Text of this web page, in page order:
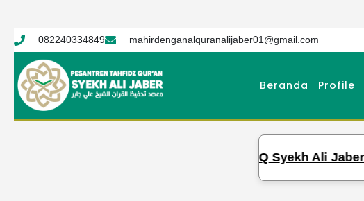
082240334849 mahirdenganalquranalijaber01@gmail.com
Beranda Profile
PTQ Syekh Ali Jaber Gelar Ujian Semester 2,